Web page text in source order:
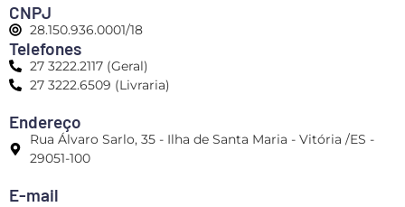
CNPJ
28.150.936.0001/18
Telefones
27 3222.2117 (Geral)
27 3222.6509 (Livraria)
Endereço
Rua Álvaro Sarlo, 35 - Ilha de Santa Maria - Vitória /ES -
29051-100
E-mail